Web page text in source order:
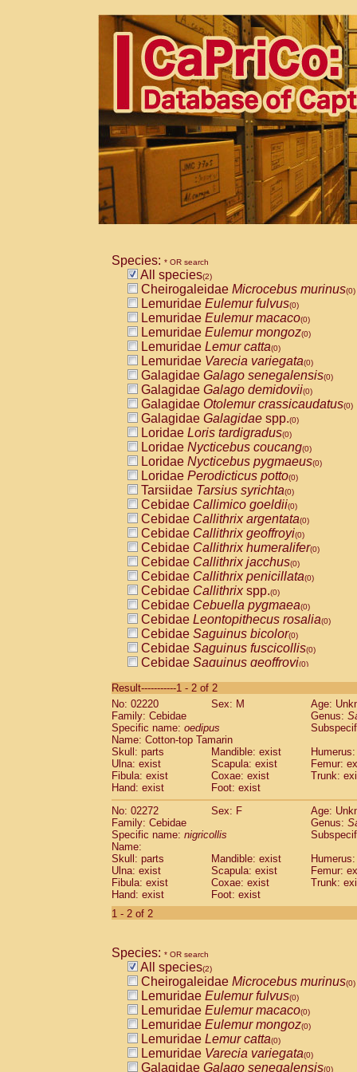
Species: * OR search
All species(2)
Cheirogaleidae Microcebus murinus(0)
Lemuridae Eulemur fulvus(0)
Lemuridae Eulemur macaco(0)
Lemuridae Eulemur mongoz(0)
Lemuridae Lemur catta(0)
Lemuridae Varecia variegata(0)
Galagidae Galago senegalensis(0)
Galagidae Galago demidovii(0)
Galagidae Otolemur crassicaudatus(0)
Galagidae Galagidae spp.(0)
Loridae Loris tardigradus(0)
Loridae Nycticebus coucang(0)
Loridae Nycticebus pygmaeus(0)
Loridae Perodicticus potto(0)
Tarsiidae Tarsius syrichta(0)
Cebidae Callimico goeldii(0)
Cebidae Callithrix argentata(0)
Cebidae Callithrix geoffroyi(0)
Cebidae Callithrix humeralifer(0)
Cebidae Callithrix jacchus(0)
Cebidae Callithrix penicillata(0)
Cebidae Callithrixspp.(0)
Cebidae Cebuella pygmaea(0)
Cebidae Leontopithecus rosalia(0)
Cebidae Saguinus bicolor(0)
Cebidae Saguinus fuscicollis(0)
Cebidae Saguinus geoffroyi(0)
CebidaeSaguinus labiatus(0)
Cebidae Saguinus leucopus (0)
Cebidae
CebidaeSaguinus mystax
Cebidae Saguinus nigricollis (1)
Cebidae Saguinus oedipus
Cebidae Saguinus weddelli
Cebidae Saguinusspp.
Cebidae Aotus trivirgatus
Cebidae
CebidaeCebus apella
Cebidae
Cebidae Cebus nigrivittatus
Cebidae Cebusspp.(0)
Cebidae Saimiri boliviensis
CebidaeSaimiri sciureus(0)
AtelidaeAlouatta caraya(0)
Atelidae Alouatta seniculus
AtelidaeAlouatta
AtelidaeAteles belzebuth(0)
AtelidaeAteles geoffroyi(0)
AtelidaeAteles paniscus(0)
AtelidaeAtelesspp. (0)
AtelidaeLagothrix lagothricha
AtelidaeLagothrix lagothricha cana
PitheciidaeCacajao calvus
Result-----------1 - 2 of 2
No: 02220
Sex: M
Age:
Family: Cebidae
Genus:
Specific name: oedipus
Name: Cotton-top Tamarin
Skull: parts
Mandible: exist
Ulna: exist
Scapula: exist
Femur:
Fibula: exist
Coxae: exist
Trunk:
Hand: exist
Foot: exist
No: 02272
Sex: F
Age:
Family: Cebidae
Genus:
Specific name: nigricollis
Name:
Skull: parts
Mandible: exist
Ulna: exist
Scapula: exist
Femur:
Fibula: exist
Coxae: exist
Trunk:
Hand: exist
Foot: exist
1 - 2 of 2
Species: * OR search
All species(2)
Cheirogaleidae Microcebus murinus(0)
Lemuridae Eulemur fulvus(0)
Lemuridae Eulemur macaco(0)
Lemuridae Eulemur mongoz(0)
Lemuridae Lemur catta(0)
Lemuridae Varecia variegata(0)
Galagidae Galago senegalensis(0)